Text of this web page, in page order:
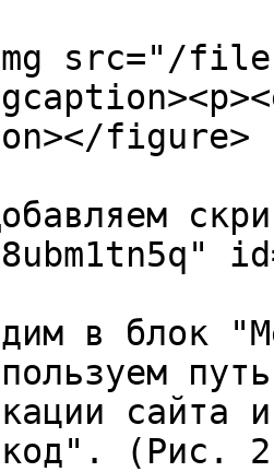
src="/
figure>
в блок
сайта
код". (Рис.